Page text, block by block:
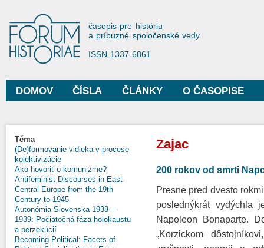
Forum Historiae
časopis pre históriu
a príbuzné spoločenské vedy
ISSN 1337-6861
Hlavné menu
DOMOV ČÍSLA ČLÁNKY O ČASOPISE
Nachádzate sa tu
Téma
(De)formovanie vidieka v procese
kolektivizácie
Ako hovoriť o komunizme?
Antifeminist Discourses in East-
Central Europe from the 19th
Century to 1945
Autonómia Slovenska 1938 –
1939: Počiatočná fáza holokaustu
a perzekúcií
Becoming Political: Facets of
Zajac
200 rokov od smrti
Presne pred dvesto
poslednýkrát vydýchla
Napoleon Bonaparte.
„Korzickom